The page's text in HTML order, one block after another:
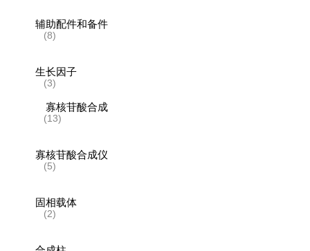
辅助配件和备件
(8)
生长因子
(3)
寡核苷酸合成
(13)
寡核苷酸合成仪
(5)
固相载体
(2)